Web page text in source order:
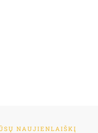
NAUJIENLAIŠKĮ